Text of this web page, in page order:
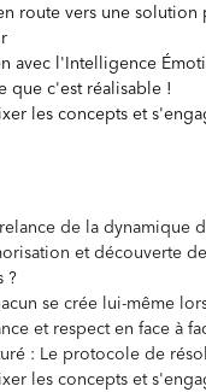
route vers une solution
avec l'Intelligence
que c'est réalisable !
les concepts et
de la dynamique
et découverte
?
se crée lui-même
et respect en face à
: Le protocole de
les concepts et